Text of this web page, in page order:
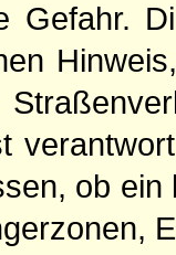
Gefahr.
ob